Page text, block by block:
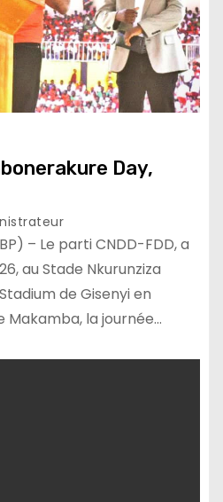
Day,
– Le parti CNDD-FDD, a
au Stade Nkurunziza
de Gisenyi en
la journée…